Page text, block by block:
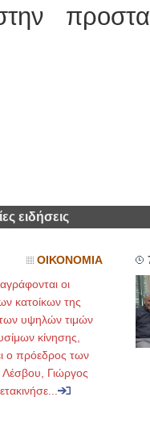
ειδήσεις
ΟΙΚΟΝΟΜΙΑ
οι
κατοίκων της
υψηλών τιμών
κίνησης,
ο πρόεδρος των
Γιώργος